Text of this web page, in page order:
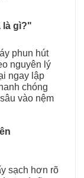
là gì?"
phun hút
nguyên lý
ngay lập
chóng
vào nệm
sạch hơn rõ